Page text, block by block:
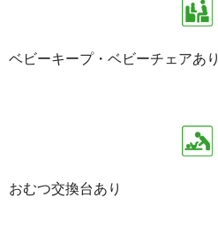
ベビーキープ・ベビーチェアあり
おむつ交換台あり